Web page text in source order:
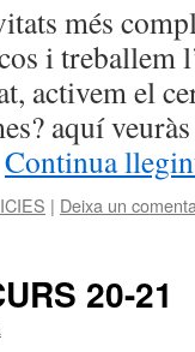
més
i treballem
activem el
aquí
Continua
| Deixa un
20-21